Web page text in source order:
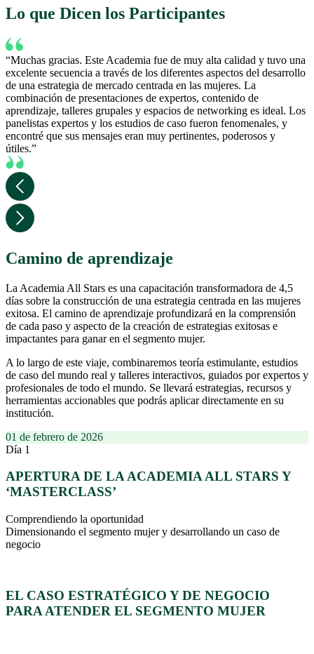
Lo que Dicen los Participantes
“Muchas gracias. Este Academia fue de muy alta calidad y tuvo una
excelente secuencia a través de los diferentes aspectos del desarrollo
de una estrategia de mercado centrada en las mujeres. La
combinación de presentaciones de expertos, contenido de
aprendizaje, talleres grupales y espacios de networking es ideal. Los
panelistas expertos y los estudios de caso fueron fenomenales, y
encontré que sus mensajes eran muy pertinentes, poderosos y
útiles.”
Camino de aprendizaje
La Academia All Stars es una capacitación transformadora de 4,5
días sobre la construcción de una estrategia centrada en las mujeres
exitosa. El camino de aprendizaje profundizará en la comprensión
de cada paso y aspecto de la creación de estrategias exitosas e
impactantes para ganar en el segmento mujer.
A lo largo de este viaje, combinaremos teoría estimulante, estudios
de caso del mundo real y talleres interactivos, guiados por expertos y
profesionales de todo el mundo. Se llevará estrategias, recursos y
herramientas accionables que podrás aplicar directamente en su
institución.
01 de febrero de 2026
Día 1
APERTURA DE LA ACADEMIA ALL STARS Y
‘MASTERCLASS’
Comprendiendo la oportunidad
Dimensionando el segmento mujer y desarrollando un caso de
negocio
EL CASO ESTRATÉGICO Y DE NEGOCIO
PARA ATENDER EL SEGMENTO MUJER